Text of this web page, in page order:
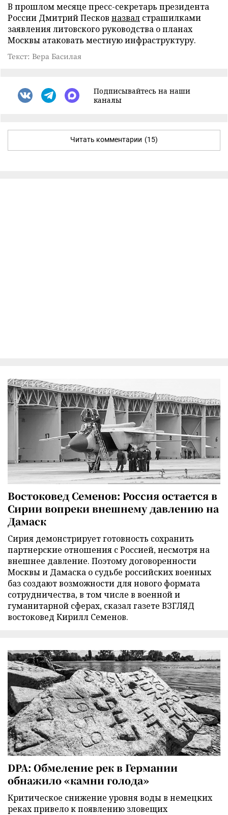
В прошлом месяце пресс-секретарь президента
России Дмитрий Песков назвал страшилками
заявления литовского руководства о планах
Москвы атаковать местную инфраструктуру.
Текст: Вера Басилая
Подписывайтесь на наши
каналы
Читать комментарии (15)
Востоковед Семенов: Россия остается в
Сирии вопреки внешнему давлению на
Дамаск
Сирия демонстрирует готовность сохранить
партнерские отношения с Россией, несмотря на
внешнее давление. Поэтому договоренности
Москвы и Дамаска о судьбе российских военных
баз создают возможности для нового формата
сотрудничества, в том числе в военной и
гуманитарной сферах, сказал газете ВЗГЛЯД
востоковед Кирилл Семенов.
DPA: Обмеление рек в Германии
обнажило «камни голода»
Критическое снижение уровня воды в немецких
реках привело к появлению зловещих